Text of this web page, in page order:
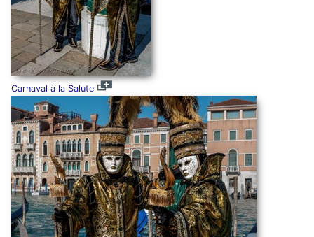
Carnaval à la Salute